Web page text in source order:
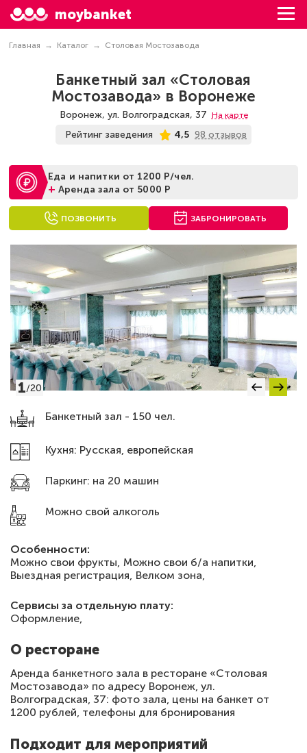
moybanket
Главная Каталог Столовая Мостозавода
Банкетный зал «Столовая
Мостозавода» в Воронеже
Воронеж, ул. Волгоградская, 37 На карте
Рейтинг заведения 4,5 98 отзывов
Еда и напитки от 1200 Р/чел.
+ Аренда зала от 5000 Р
ПОЗВОНИТЬ ЗАБРОНИРОВАТЬ
Банкетный зал - 150 чел.
Кухня: Русская, европейская
Паркинг: на 20 машин
Можно свой алкоголь
Особенности:
Можно свои фрукты, Можно свои б/а напитки,
Выездная регистрация, Велком зона,
Сервисы за отдельную плату:
Оформление,
1/20
О ресторане
Аренда банкетного зала в ресторане «Столовая
Мостозавода» по адресу Воронеж, ул.
Волгоградская, 37: фото зала, цены на банкет от
1200 рублей, телефоны для бронирования
Подходит для мероприятий